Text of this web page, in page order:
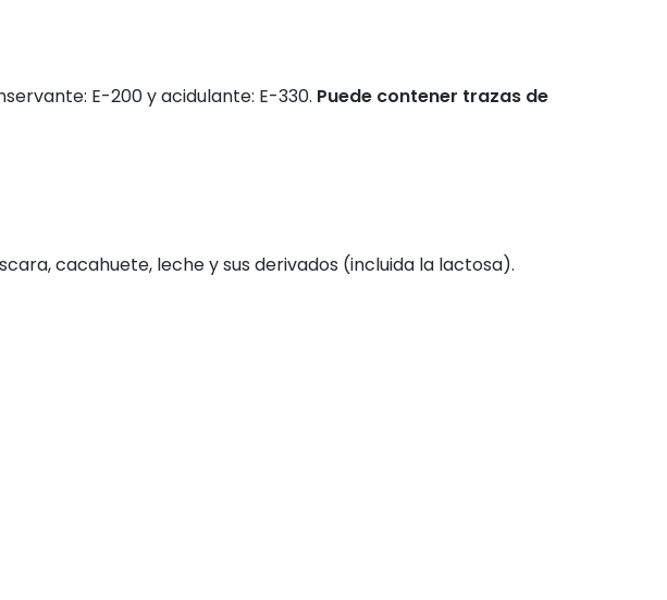
E-200 y acidulante: E-330. Puede contener trazas de
cacahuete, leche y sus derivados (incluida la lactosa).